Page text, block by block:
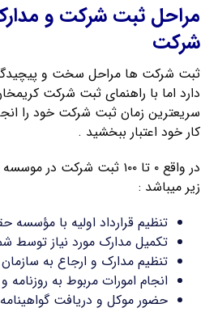
مراحل ثبت شرکت و
شرکت
ثبت شرکت ها مراحل سخت و
دارد اما با راهنمای ثبت شرکت
سریعترین زمان ثبت شرکت خود را
کار خود اعتبار ببخشید .
در واقع ۰ تا ۱۰۰ ثبت شرکت
زیر میباشد :
تنظیم قرارداد اولیه با
تکمیل مدارک مورد نیاز توسط
تنظیم مدارک و ارجاع به
انجام امورات مربوط به روزنامه
حضور موکل و دریافت گواهینامه